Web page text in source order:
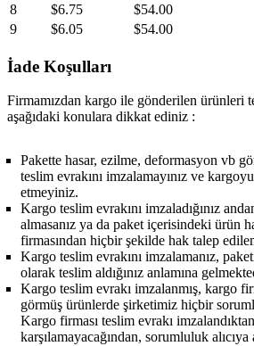
8
$6.75
$54.00
9
$6.05 $54.00
İade Koşulları
Firmamızdan kargo ile gönderilen ürünleri
aşağıdaki konulara dikkat ediniz :
Pakette hasar, ezilme, deformasyon vb
teslim evrakını imzalamayınız ve
etmeyiniz.
Kargo teslim evrakını imzaladığınız
almasanız ya da paket içerisindeki ürün
firmasından hiçbir şekilde hak talep
Kargo teslim evrakını imzalamanız,
olarak teslim aldığınız anlamına
Kargo teslim evrakı imzalanmış, kargo
görmüş ürünlerde şirketimiz hiçbir
Kargo firması teslim evrakı
karşılamayacağından, sorumluluk alıcıya